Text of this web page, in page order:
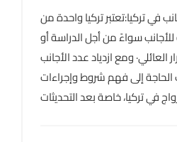
في تركيا:تعتبر تركيا واحدة من
سواءً من أجل الدراسة أو
ومع ازدياد عدد الأجانب
الحاجة إلى فهم شروط وإجراءات